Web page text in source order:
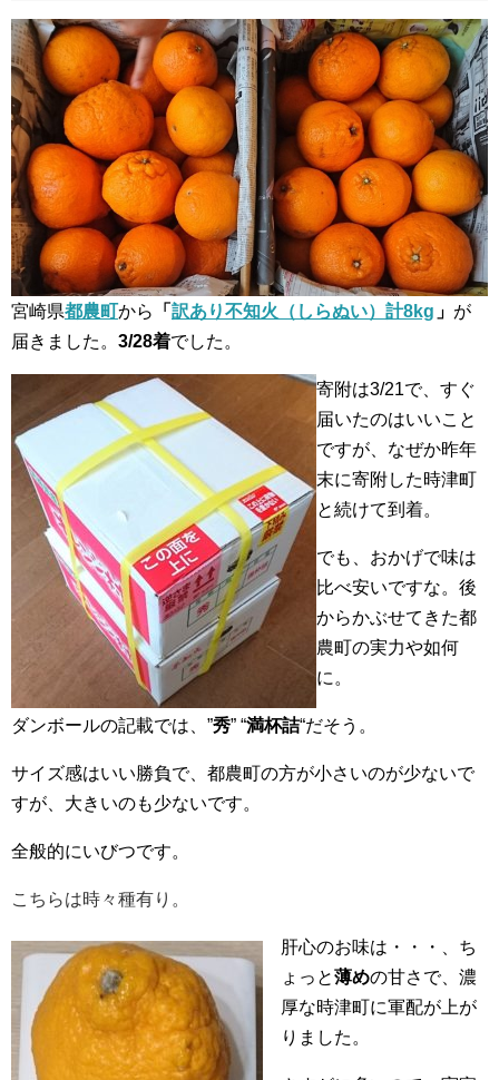
宮崎県都農町から 「 訳あり不知火（しらぬい）計8kg 」 が
届きました。 3/28着でした。
寄附は3/21で、すぐ
届いたのはいいこと
ですが、なぜか昨年
末に寄附した時津町
と続けて到着。
でも、おかげで味は
比べ安いですな。後
からかぶせてきた都
農町の実力や如何
に。
ダンボールの記載では、”秀” “満杯詰“だそう。
サイズ感はいい勝負で、都農町の方が小さいのが少ないで
すが、大きいのも少ないです。
全般的にいびつです。
こちらは時々種有り。
肝心のお味は・・・、ち
ょっと薄めの甘さで、濃
厚な時津町に軍配が上が
りました。